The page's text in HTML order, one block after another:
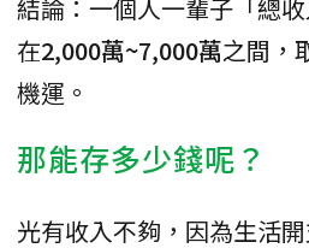
結論：一個人一輩子「總
在2,000萬~7,000萬之間，
機運。
那能存多少錢呢？
光有收入不夠，因為生活